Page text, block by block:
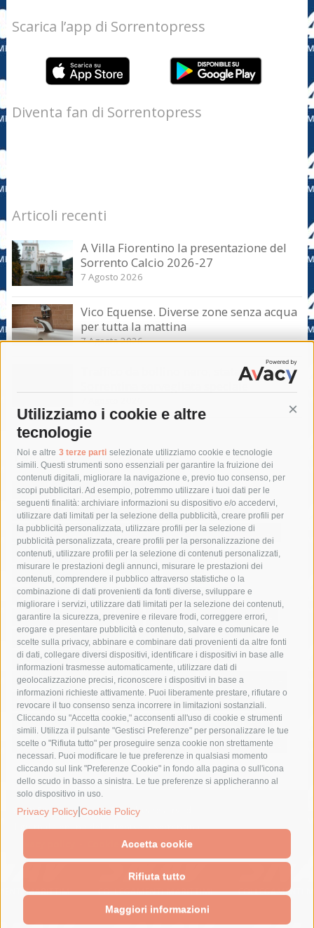
Utilizziamo i cookie e altre
tecnologie
Noi e altre 3 terze parti selezionate utilizziamo cookie e tecnologie
simili. Questi strumenti sono essenziali per garantire la fruizione dei
contenuti digitali, migliorare la navigazione e, previo tuo consenso, per
scopi pubblicitari. Ad esempio, potremmo utilizzare i tuoi dati per le
seguenti finalità: archiviare informazioni su dispositivo e/o accedervi,
utilizzare dati limitati per la selezione della pubblicità, creare profili per
la pubblicità personalizzata, utilizzare profili per la selezione di
pubblicità personalizzata, creare profili per la personalizzazione dei
contenuti, utilizzare profili per la selezione di contenuti personalizzati,
misurare le prestazioni degli annunci, misurare le prestazioni dei
contenuti, comprendere il pubblico attraverso statistiche o la
combinazione di dati provenienti da fonti diverse, sviluppare e
migliorare i servizi, utilizzare dati limitati per la selezione dei contenuti,
garantire la sicurezza, prevenire e rilevare frodi, correggere errori,
erogare e presentare pubblicità e contenuto, salvare e comunicare le
scelte sulla privacy, abbinare e combinare dati provenienti da altre fonti
di dati, collegare diversi dispositivi, identificare i dispositivi in base alle
informazioni trasmesse automaticamente, utilizzare dati di
geolocalizzazione precisi, riconoscere i dispositivi in base a
informazioni richieste attivamente. Puoi liberamente prestare, rifiutare o
revocare il tuo consenso senza incorrere in limitazioni sostanziali.
Cliccando su "Accetta cookie," acconsenti all'uso di cookie e strumenti
simili. Utilizza il pulsante "Gestisci Preferenze" per personalizzare le tue
scelte o "Rifiuta tutto" per proseguire senza cookie non strettamente
necessari. Puoi modificare le tue preferenze in qualsiasi momento
cliccando sul link "Preferenze Cookie" in fondo alla pagina o sull'icona
dello scudo in basso a sinistra. Le tue preferenze si applicheranno al
solo dispositivo in uso.
Privacy Policy Cookie Policy
Accetta cookie
Rifiuta tutto
Maggiori informazioni
Scarica l’app di Sorrentopress
Diventa fan di Sorrentopress
Articoli recenti
A Villa Fiorentino la presentazione del
Sorrento Calcio 2026-27
7 Agosto 2026
Vico Equense. Diverse zone senza acqua
per tutta la mattina
7 Agosto 2026
Traffico da bollino nero, statale
Sorrentina sorvegliata speciale
Tag
acqua allerta meteo
anas
area marina protetta di punta campanella
arresto
Asl Napoli 3 sud
capitaneria di porto capri
carabinieri
castellammare di stabia
circumvesuviana
comune di sorrento
concerto
contagi
costiera amalfitana
covid-19 eav
elezioni
fondazione sorrento
gori guardia costiera
incidente
lavori
lorenzo balducelli mare
massa lubrense
massimo coppola
Meta napoli
ordinanza
penisola sorrentina
piano di sorrento
polizia municipale
protezione civile
Regione Campania
sant'agnello
sindaco cuomo
sorrento studenti temporali
treni
turismo
Vico Equense villa fiorentino vincenzo de luca
© 2015 SorrentoPress. All rights reserved.
Il giornale online della Penisola Sorrentina
Cookie Policy